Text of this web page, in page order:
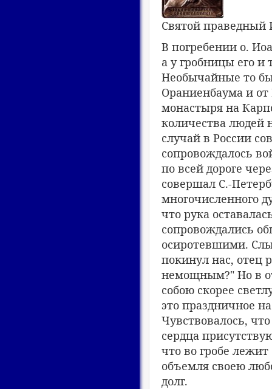
Святой
В погребении о.
а у гробницы его и
Необычайные то
Ораниенбаума и от
монастыря на
количества людей
случай в России
сопровождалось
по всей дороге
совершал С.-
многочисленного
что рука
сопровождались
осиротевшими.
покинул нас, отец
немощным?" Но в
собою скорее
это праздничное
Чувствовалось,
сердца
что во гробе
объемля своею
долг.